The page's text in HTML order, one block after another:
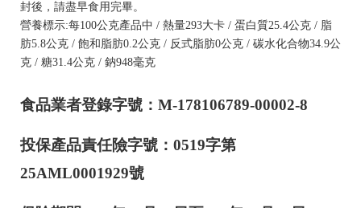
封後，請盡早食用完畢。
營養標示:每100公克產品中 / 熱量293大卡 / 蛋白質25.4公克 / 脂
肪5.8公克 / 飽和脂肪0.2公克 / 反式脂肪0公克 / 碳水化合物34.9公
克 / 糖31.4公克 / 鈉948毫克
食品業者登錄字號：M-178106789-00002-8
投保產品責任險字號：0519字第
25AML0001929號